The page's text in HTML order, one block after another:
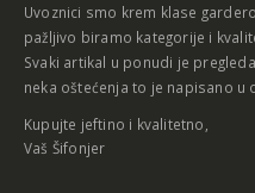
Uvoznici smo krem klase
pažljivo biramo kategorije i
Svaki artikal u ponudi je
neka oštećenja to je napisano u
Kupujte jeftino i kvalitetno,
Vaš Šifonjer